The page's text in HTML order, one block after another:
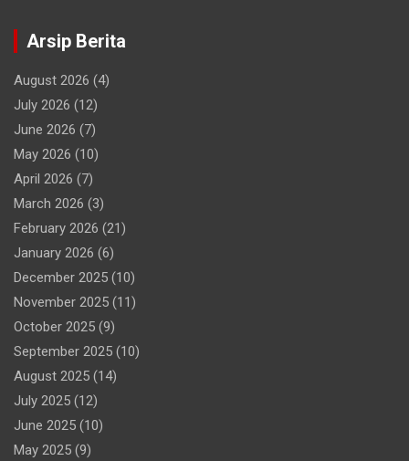
Arsip Berita
August 2026 (4)
July 2026 (12)
June 2026 (7)
May 2026 (10)
April 2026 (7)
March 2026 (3)
February 2026 (21)
January 2026 (6)
December 2025 (10)
November 2025 (11)
October 2025 (9)
September 2025 (10)
August 2025 (14)
July 2025 (12)
June 2025 (10)
May 2025 (9)